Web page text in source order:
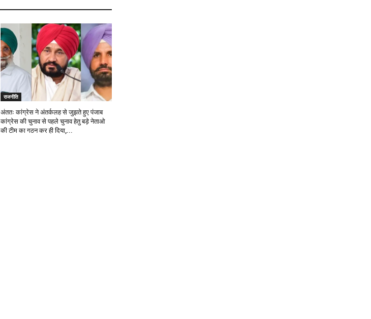
राजनीति
अंततः कांग्रेस ने अंतर्कलह से जुझते हुए पंजाब
कांग्रेस की चुनाव से पहले चुनाव हेतु बड़े नेताओ
की टीम का गठन कर ही दिया,...